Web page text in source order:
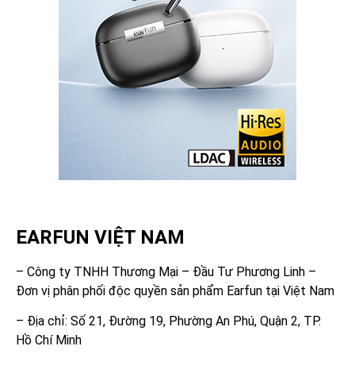
EARFUN VIỆT NAM
– Công ty TNHH Thương Mại – Đầu Tư Phương Linh –
Đơn vị phân phối độc quyền sản phẩm Earfun tại Việt Nam
– Địa chỉ: Số 21, Đường 19, Phường An Phú, Quận 2, TP.
Hồ Chí Minh